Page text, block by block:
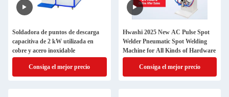
Soldadora de puntos de descarga
capacitiva de 2 kW utilizada en
cobre y acero inoxidable
Consiga el mejor precio
Hwashi 2025 New AC Pulse Spot
Welder Pneumatic Spot Welding
Machine for All Kinds of Hardware
Consiga el mejor precio